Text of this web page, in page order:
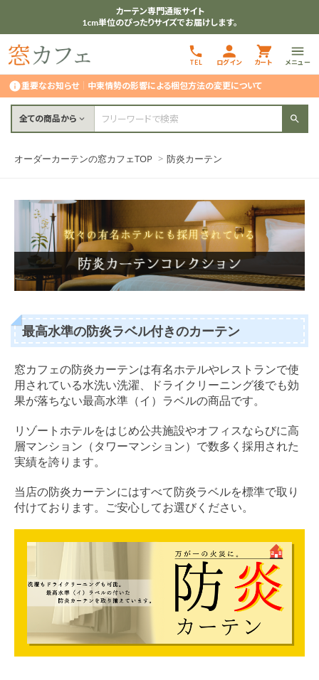
カーテン専門通販サイト
1cm単位のぴったりサイズでお届けします。
TEL ログイン カート メニュー
重要なお知らせ｜ 中東情勢の影響による梱包方法の変更について
全ての商品から
オーダーカーテンの窓カフェTOP > 防炎カーテン
最高水準の防炎ラベル付きのカーテン
窓カフェの防炎カーテンは有名ホテルやレストランで使
用されている水洗い洗濯、ドライクリーニング後でも効
果が落ちない最高水準（イ）ラベルの商品です。
リゾートホテルをはじめ公共施設やオフィスならびに高
層マンション（タワーマンション）で数多く採用された
実績を誇ります。
当店の防炎カーテンにはすべて防炎ラベルを標準で取り
付けております。ご安心してお選びください。